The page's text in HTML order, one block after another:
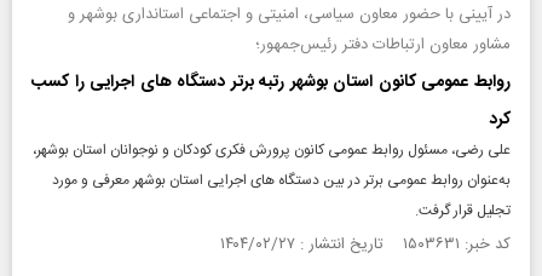
در آیینی با حضور معاون سیاسی، امنیتی و اجتماعی استانداری بوشهر و
مشاور معاون ارتباطات دفتر رئیس‌جمهور؛
روابط عمومی کانون استان بوشهر رتبه برتر دستگاه های اجرایی را کسب
کرد
علی رضی، مسئول روابط عمومی کانون پرورش فکری کودکان و نوجوانان استان بوشهر،
به‌عنوان روابط عمومی برتر در بین دستگاه های اجرایی استان بوشهر معرفی و مورد
تجلیل قرار گرفت.
کد خبر: ۱۵۰۳۶۳۱ تاریخ انتشار : ۱۴۰۴/۰۲/۲۷